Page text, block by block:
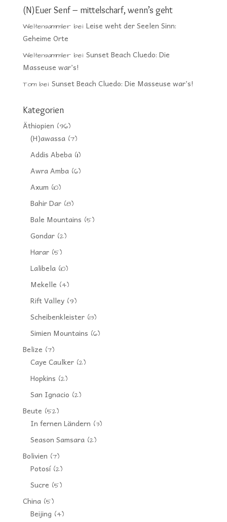
(N)Euer Senf – mittelscharf, wenn’s geht
Weltensammlerbei Leise weht der Seelen Sinn:
Geheime Orte
Weltensammlerbei Sunset Beach Cluedo: Die
Masseuse war’s!
Tombei Sunset Beach Cluedo: Die Masseuse war’s!
Kategorien
Äthiopien (96)
(H)awassa(7)
Addis Abeba(11)
Awra Amba(6)
Axum (10)
Bahir Dar(8)
Bale Mountains (5)
Gondar(2)
Harar(5)
Lalibela(10)
Mekelle (4)
Rift Valley(9)
Scheibenkleister(13)
Simien Mountains (6)
Belize (7)
Caye Caulker(2)
Hopkins (2)
San Ignacio (2)
Beute (52)
In fernen Ländern (3)
Season Samsara(2)
Bolivien (7)
Potosí(2)
Sucre (5)
China(5)
Beijing (4)